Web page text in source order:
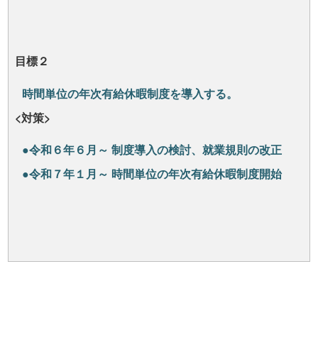
目標２
時間単位の年次有給休暇制度を導入する。
<対策>
●令和６年６月～制度導入の検討、就業規則の改正
●令和７年１月～ 時間単位の年次有給休暇制度開始